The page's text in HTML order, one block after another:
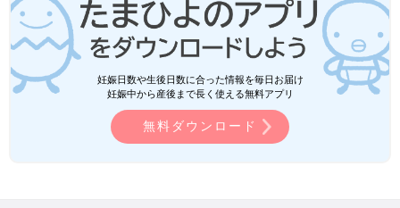
妊娠日数や生後日数に合った情報を毎日お届け
妊娠中から産後まで長く使える無料アプリ
無料ダウンロード